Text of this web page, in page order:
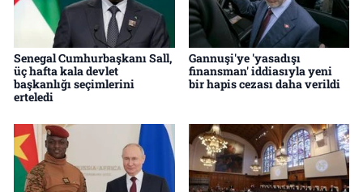
Senegal Cumhurbaşkanı Sall,
üç hafta kala devlet
başkanlığı seçimlerini
erteledi
Gannuşi'ye 'yasadışı
finansman' iddiasıyla yeni
bir hapis cezası daha verildi